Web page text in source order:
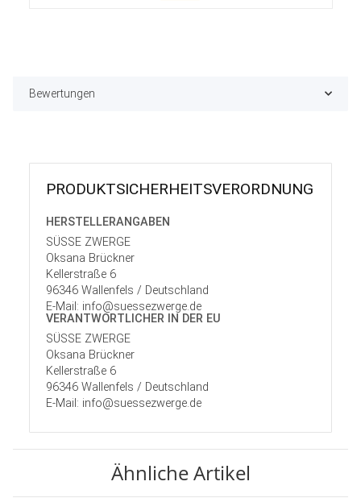
Bewertungen
PRODUKT­SICHER­HEITS­VER­ORD­NUNG
HERSTELLER­ANGABEN
SÜSSE ZWERGE
Oksana Brückner
Kellerstraße 6
96346 Wallenfels / Deutschland
E-Mail: info@suessezwerge.de
VERANTWORT­LICHER IN DER EU
SÜSSE ZWERGE
Oksana Brückner
Kellerstraße 6
96346 Wallenfels / Deutschland
E-Mail: info@suessezwerge.de
Ähnliche Artikel